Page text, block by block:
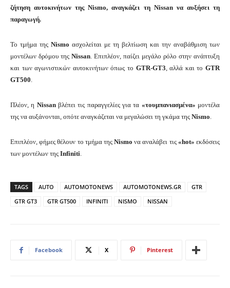
ζήτηση αυτοκινήτων της Nismo, αναγκάζει τη Nissan να αυξήσει τη
παραγωγή.
Το τμήμα της Nismo ασχολείται με τη βελτίωση και την αναβάθμιση των
μοντέλων δρόμου της Nissan . Επιπλέον, παίζει μεγάλο ρόλο στην ανάπτυξη
και των αγωνιστικών αυτοκινήτων όπως το GTR-GT3 , αλλά και τοGTR
GT500
Πλέον, η Nissanβλέπει τις παραγγελίες για τα «τουμπανιασμένα» μοντέλα
της να αυξάνονται, οπότε αναγκάζεται να μεγαλώσει τη γκάμα της Nismo
Επιπλέον, φήμες θέλουν το τμήμα τηςNismo να αναλάβει τις «hot» εκδόσεις
των μοντέλων της Infiniti
TAGS AUTO AUTOMOTONEWS AUTOMOTONEWS.GR
GTR
GTR GT3
GTR GT500 INFINITI NISMO NISSAN
Facebook X Pinterest